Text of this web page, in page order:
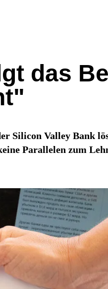
das
Silicon Valley Bank
Parallelen zum